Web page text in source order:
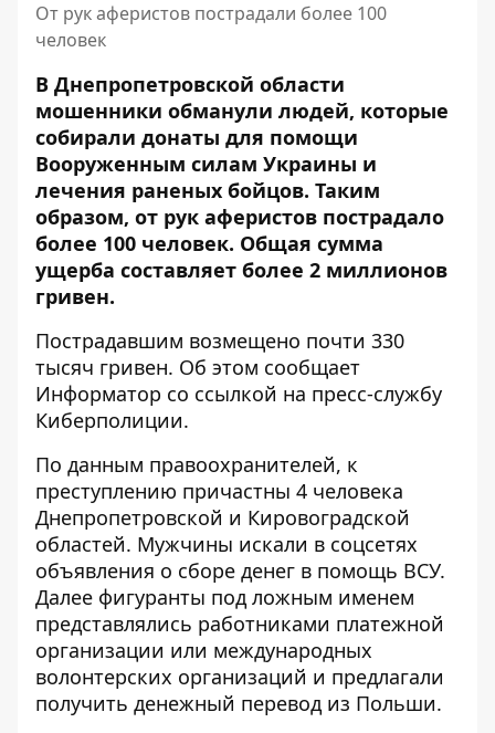
От рук аферистов пострадали более 100
человек
В Днепропетровской области
мошенники обманули людей, которые
собирали донаты для помощи
Вооруженным силам Украины и
лечения раненых бойцов. Таким
образом, от рук аферистов пострадало
более 100 человек. Общая сумма
ущерба составляет более 2 миллионов
гривен.
Пострадавшим возмещено почти 330
тысяч гривен. Об этом сообщает
Информатор со ссылкой на пресс-службу
Киберполиции.
По данным правоохранителей, к
преступлению причастны 4 человека
Днепропетровской и Кировоградской
областей. Мужчины искали в соцсетях
объявления о сборе денег в помощь ВСУ.
Далее фигуранты под ложным именем
представлялись работниками платежной
организации или международных
волонтерских организаций и предлагали
получить денежный перевод из Польши.